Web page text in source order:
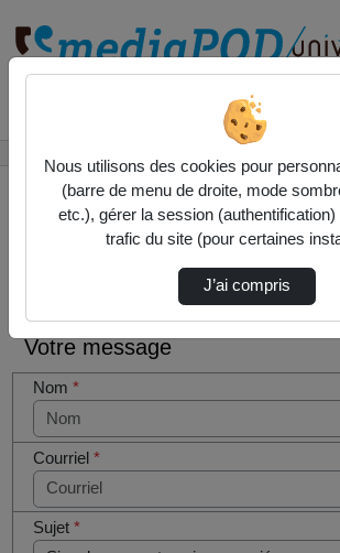
Contactez nous
Votre message
Nom*
Courriel*
Sujet*
êtes un
humain en
métal
(obligatoire)
Nous utilisons des cookies pour
(barre de menu de droite, mode
etc.), gérer la session
trafic du site (pour certaines
J’ai compris